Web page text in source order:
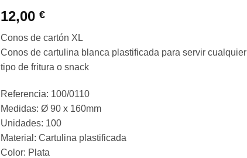
12,00 €
Conos de cartón XL
Conos de cartulina blanca plastificada para servir cualquier
tipo de fritura o snack
Referencia: 100/0110
Medidas: Ø 90 x 160mm
Unidades: 100
Material: Cartulina plastificada
Color: Plata